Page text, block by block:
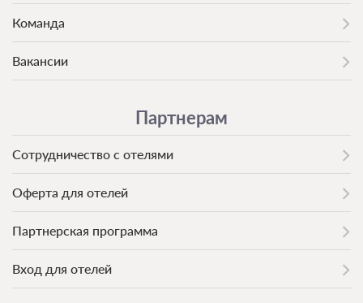
Команда
Вакансии
Партнерам
Сотрудничество с отелями
Оферта для отелей
Партнерская программа
Вход для отелей